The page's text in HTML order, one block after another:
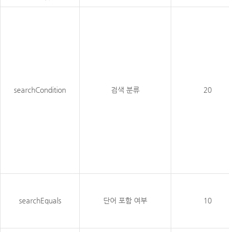
searchCondition 검색 분류 20
searchEquals 단어 포함 여부 10